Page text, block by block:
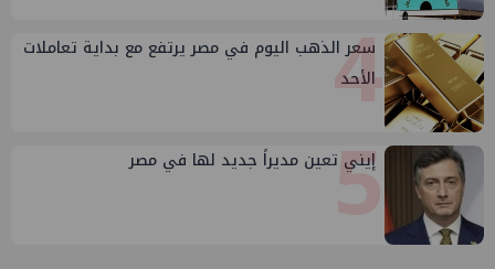
4
سعر الذهب اليوم في مصر يرتفع مع بداية تعاملات
الأحد
5
إيني تعين مديراً جديد لها في مصر